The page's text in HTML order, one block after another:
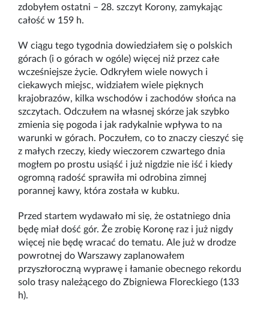
zdobyłem ostatni – 28. szczyt Korony, zamykając
całość w 159 h.
W ciągu tego tygodnia dowiedziałem się o polskich
górach (i o górach w ogóle) więcej niż przez całe
wcześniejsze życie. Odkryłem wiele nowych i
ciekawych miejsc, widziałem wiele pięknych
krajobrazów, kilka wschodów i zachodów słońca na
szczytach. Odczułem na własnej skórze jak szybko
zmienia się pogoda i jak radykalnie wpływa to na
warunki w górach. Poczułem, co to znaczy cieszyć się
z małych rzeczy, kiedy wieczorem czwartego dnia
mogłem po prostu usiąść i już nigdzie nie iść i kiedy
ogromną radość sprawiła mi odrobina zimnej
porannej kawy, która została w kubku.
Przed startem wydawało mi się, że ostatniego dnia
będę miał dość gór. Że zrobię Koronę raz i już nigdy
więcej nie będę wracać do tematu. Ale już w drodze
powrotnej do Warszawy zaplanowałem
przyszłoroczną wyprawę i łamanie obecnego rekordu
solo trasy należącego do Zbigniewa Floreckiego (133
h).